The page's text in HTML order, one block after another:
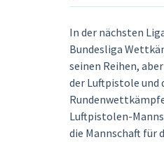
In der nächsten
Bundesliga
seinen Reihen,
der Luftpistole
Luftpistolen-
die Mannschaft für